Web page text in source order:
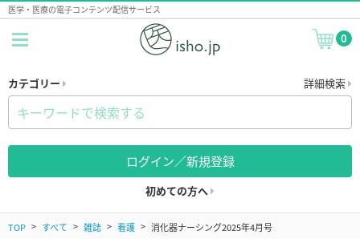
医学・医療の電子コンテンツ配信サービス
0
カテゴリー 詳細検索
ログイン／新規登録
初めての方へ
TOP すべて 雑誌 看護 消化器ナーシング2025年4月号